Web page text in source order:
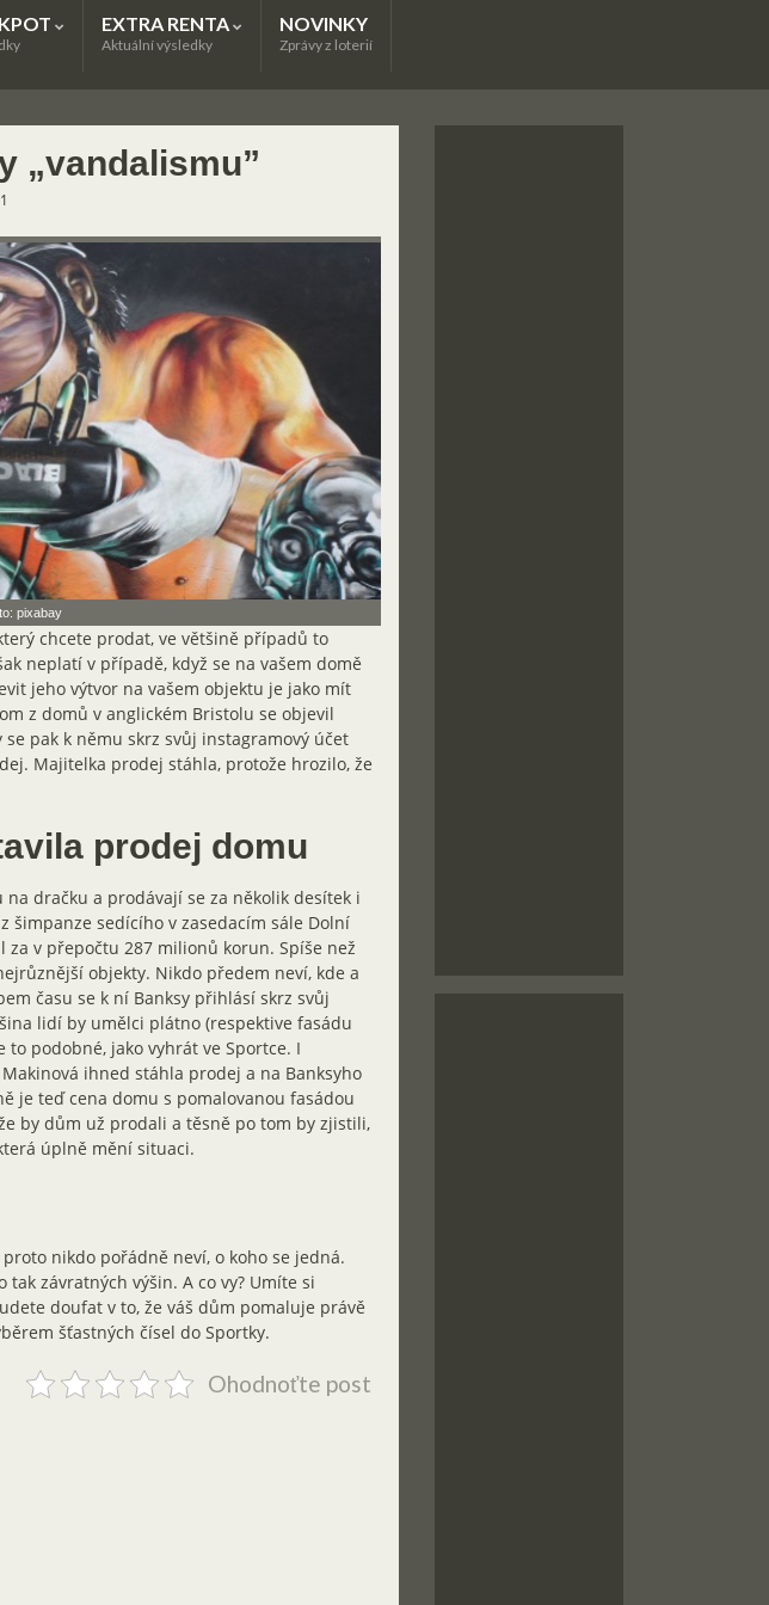
EXTRA RENTA
Aktuální výsledky
NOVINKY
Zprávy z loterií
„vandalismu”
pixabay
chcete prodat, ve většině případů to
neplatí v případě, když se na vašem domě
jeho výtvor na vašem objektu je jako mít
z domů v anglickém Bristolu se objevil
pak k němu skrz svůj instagramový účet
Majitelka prodej stáhla, protože hrozilo, že
prodej domu
dračku a prodávají se za několik desítek i
sedícího v zasedacím sále Dolní
v přepočtu 287 milionů korun. Spíše než
objekty. Nikdo předem neví, kde a
času se k ní Banksy přihlásí skrz svůj
lidí by umělci plátno (respektive fasádu
podobné, jako vyhrát ve Sportce. I
ihned stáhla prodej a na Banksyho
je teď cena domu s pomalovanou fasádou
by dům už prodali a těsně po tom by zjistili,
úplně mění situaci.
nikdo pořádně neví, o koho se jedná.
závratných výšin. A co vy? Umíte si
doufat v to, že váš dům pomaluje právě
šťastných čísel do Sportky.
Ohodnoťte post